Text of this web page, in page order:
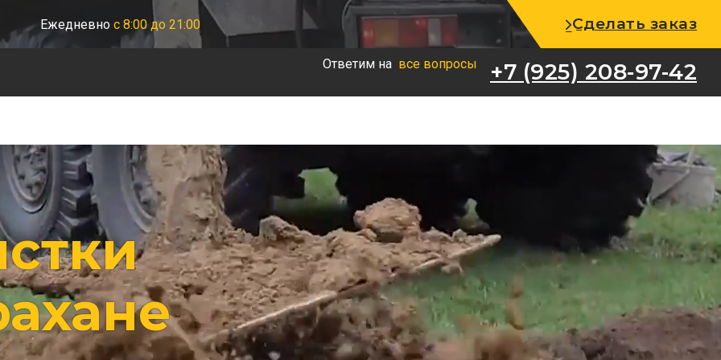
+7 (925) 208-97-42
Ежедневно с 8:00 до 21:00 Сделать заказ
Ответим на все вопросы +7 (925) 208-97-42